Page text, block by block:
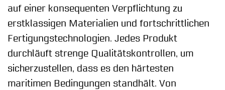
auf einer konsequenten Verpflichtung zu
erstklassigen Materialien und fortschrittlichen
Fertigungstechnologien. Jedes Produkt
durchläuft strenge Qualitätskontrollen, um
sicherzustellen, dass es den härtesten
maritimen Bedingungen standhält. Von